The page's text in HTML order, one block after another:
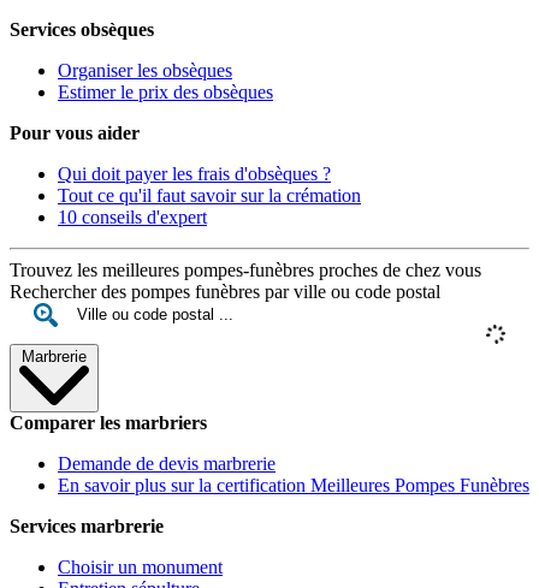
Services obsèques
Organiser les obsèques
Estimer le prix des obsèques
Pour vous aider
Qui doit payer les frais d'obsèques ?
Tout ce qu'il faut savoir sur la crémation
10 conseils d'expert
Trouvez les meilleures pompes-funèbres proches de chez vous
Rechercher des pompes funèbres par ville ou code postal
Marbrerie
Comparer les marbriers
Demande de devis marbrerie
En savoir plus sur la certification Meilleures Pompes Funèbres
Services marbrerie
Choisir un monument